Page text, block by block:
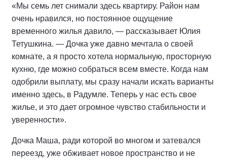
«Мы семь лет снимали здесь квартиру. Район нам
очень нравился, но постоянное ощущение
временного жилья давило, — рассказывает Юлия
Тетушкина. — Дочка уже давно мечтала о своей
комнате, а я просто хотела нормальную, просторную
кухню, где можно собраться всем вместе. Когда нам
одобрили выплату, мы сразу начали искать варианты
именно здесь, в Радумле. Теперь у нас есть свое
жилье, и это дает огромное чувство стабильности и
уверенности».
Дочка Маша, ради которой во многом и затевался
переезд, уже обживает новое пространство и не